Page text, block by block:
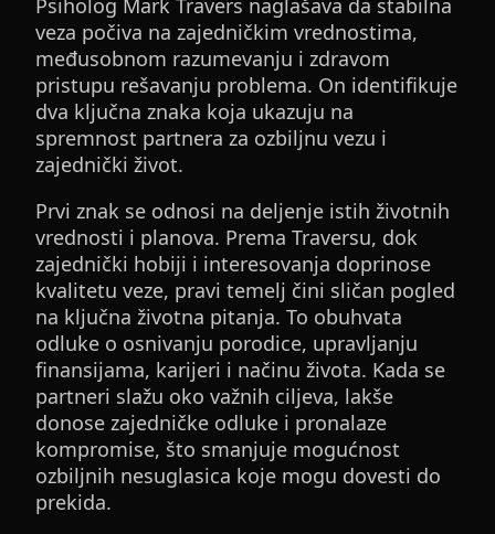
Psiholog Mark Travers naglašava da stabilna
veza počiva na zajedničkim vrednostima,
međusobnom razumevanju i zdravom
pristupu rešavanju problema. On identifikuje
dva ključna znaka koja ukazuju na
spremnost partnera za ozbiljnu vezu i
zajednički život.
Prvi znak se odnosi na deljenje istih životnih
vrednosti i planova. Prema Traversu, dok
zajednički hobiji i interesovanja doprinose
kvalitetu veze, pravi temelj čini sličan pogled
na ključna životna pitanja. To obuhvata
odluke o osnivanju porodice, upravljanju
finansijama, karijeri i načinu života. Kada se
partneri slažu oko važnih ciljeva, lakše
donose zajedničke odluke i pronalaze
kompromise, što smanjuje mogućnost
ozbiljnih nesuglasica koje mogu dovesti do
prekida.